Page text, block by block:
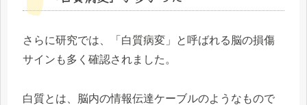
さらに研究では、「白質病変」と呼ばれる脳の損傷
サインも多く確認されました。
白質とは、脳内の情報伝達ケーブルのようなもので